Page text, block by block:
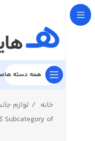
همه دسته ها
خانه لوازم
Subcategory of کیس